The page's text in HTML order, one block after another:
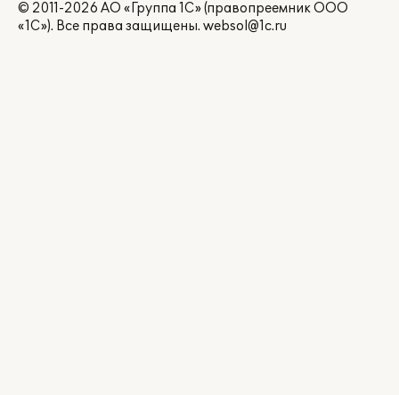
© 2011-2026 АО «Группа 1С» (правопреемник ООО
«1С»). Все права защищены. websol@1c.ru